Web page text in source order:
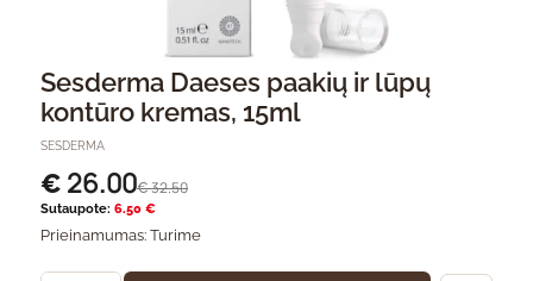
Sesderma Daeses paakių ir lūpų
kontūro kremas, 15ml
SESDERMA
€ 26.00€32.50
Sutaupote: 6.50 €
Prieinamumas: Turime